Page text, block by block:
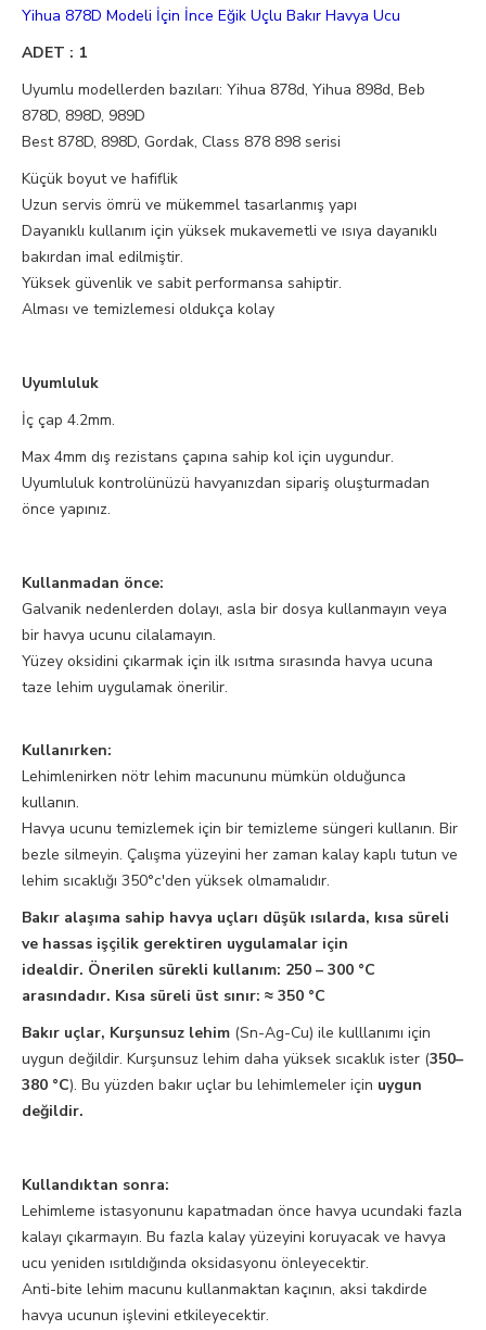
Yihua 878D Modeli İçin İnce Eğik Uçlu Bakır Havya Ucu
ADET : 1
Uyumlu modellerden bazıları: Yihua 878d, Yihua 898d, Beb
878D, 898D, 989D
Best 878D, 898D, Gordak, Class 878 898 serisi
Küçük boyut ve hafiflik
Uzun servis ömrü ve mükemmel tasarlanmış yapı
Dayanıklı kullanım için yüksek mukavemetli ve ısıya dayanıklı
bakırdan imal edilmiştir.
Yüksek güvenlik ve sabit performansa sahiptir.
Alması ve temizlemesi oldukça kolay
Uyumluluk
İç çap 4.2mm.
Max 4mm dış rezistans çapına sahip kol için uygundur.
Uyumluluk kontrolünüzü havyanızdan sipariş oluşturmadan
önce yapınız.
Kullanmadan önce:
Galvanik nedenlerden dolayı, asla bir dosya kullanmayın veya
bir havya ucunu cilalamayın.
Yüzey oksidini çıkarmak için ilk ısıtma sırasında havya ucuna
taze lehim uygulamak önerilir.
Kullanırken:
Lehimlenirken nötr lehim macununu mümkün olduğunca
kullanın.
Havya ucunu temizlemek için bir temizleme süngeri kullanın. Bir
bezle silmeyin. Çalışma yüzeyini her zaman kalay kaplı tutun ve
lehim sıcaklığı 350°c'den yüksek olmamalıdır.
Bakır alaşıma sahip havya uçları düşük ısılarda, kısa süreli
ve hassas işçilik gerektiren uygulamalar için
idealdir. Önerilen sürekli kullanım: 250 – 300 °C
arasındadır. Kısa süreli üst sınır: ≈ 350 °C
Bakır uçlar, Kurşunsuz lehim (Sn-Ag-Cu) ile kulllanımı için
uygun değildir. Kurşunsuz lehim daha yüksek sıcaklık ister (350–
380 °C). Bu yüzden bakır uçlar bu lehimlemeler için uygun
değildir.
Kullandıktan sonra:
Lehimleme istasyonunu kapatmadan önce havya ucundaki fazla
kalayı çıkarmayın. Bu fazla kalay yüzeyini koruyacak ve havya
ucu yeniden ısıtıldığında oksidasyonu önleyecektir.
Anti-bite lehim macunu kullanmaktan kaçının, aksi takdirde
havya ucunun işlevini etkileyecektir.